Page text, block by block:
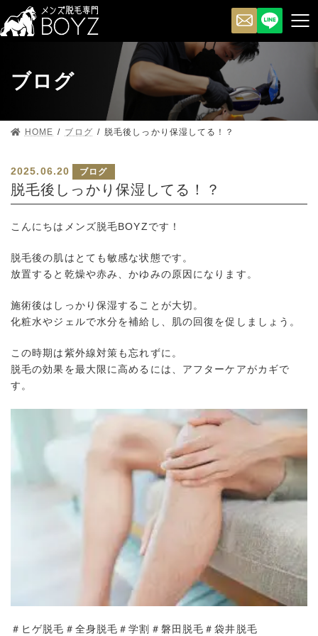
ブログ
HOME ブログ 脱毛後しっかり保湿してる！？
2025.06.20 ブログ
脱毛後しっかり保湿してる！？
こんにちはメンズ脱毛BOYZです！
脱毛後の肌はとても敏感な状態です。
放置すると乾燥や赤み、かゆみの原因になります。
施術後はしっかり保湿することが大切。
化粧水やジェルで水分を補給し、肌の回復を促しましょう。
この時期は紫外線対策も忘れずに。
脱毛の効果を最大限に高めるには、アフターケアがカギで
す。
＃ヒゲ脱毛＃全身脱毛＃学割＃磐田脱毛＃袋井脱毛